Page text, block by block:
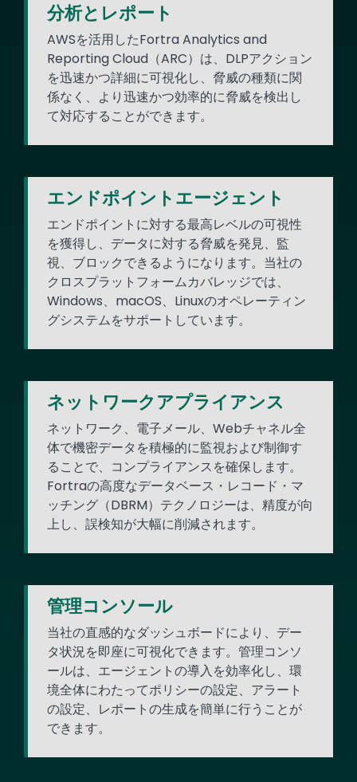
分析とレポート
AWSを活用したFortra Analytics and
Reporting Cloud（ARC）は、DLPアクション
を迅速かつ詳細に可視化し、脅威の種類に関
係なく、より迅速かつ効率的に脅威を検出し
て対応することができます。
エンドポイントエージェント
エンドポイントに対する最高レベルの可視性
を獲得し、データに対する脅威を発見、監
視、ブロックできるようになります。当社の
クロスプラットフォームカバレッジでは、
Windows、macOS、Linuxのオペレーティン
グシステムをサポートしています。
ネットワークアプライアンス
ネットワーク、電子メール、Webチャネル全
体で機密データを積極的に監視および制御す
ることで、コンプライアンスを確保します。
Fortraの高度なデータベース・レコード・マ
ッチング（DBRM）テクノロジーは、精度が向
上し、誤検知が大幅に削減されます。
管理コンソール
当社の直感的なダッシュボードにより、デー
タ状況を即座に可視化できます。管理コンソ
ールは、エージェントの導入を効率化し、環
境全体にわたってポリシーの設定、アラート
の設定、レポートの生成を簡単に行うことが
できます。